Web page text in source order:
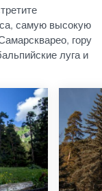
самую высокую
гору
луга и